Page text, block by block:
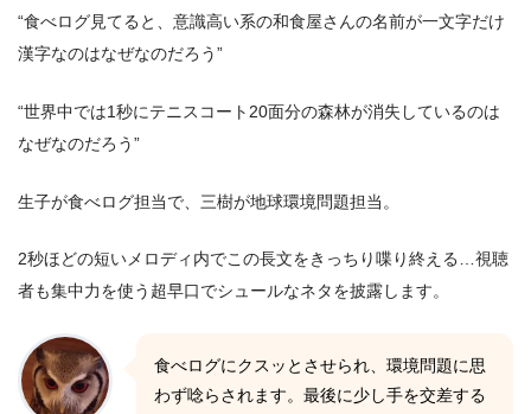
“食べログ見てると、意識高い系の和食屋さんの名前が一文字だけ
漢字なのはなぜなのだろう”
“世界中では1秒にテニスコート20面分の森林が消失しているのは
なぜなのだろう”
生子が食べログ担当で、三樹が地球環境問題担当。
2秒ほどの短いメロディ内でこの長文をきっちり喋り終える…視聴
者も集中力を使う超早口でシュールなネタを披露します。
食べログにクスッとさせられ、環境問題に思
わず唸らされます。最後に少し手を交差する